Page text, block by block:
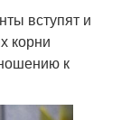
вступят и
корни
к